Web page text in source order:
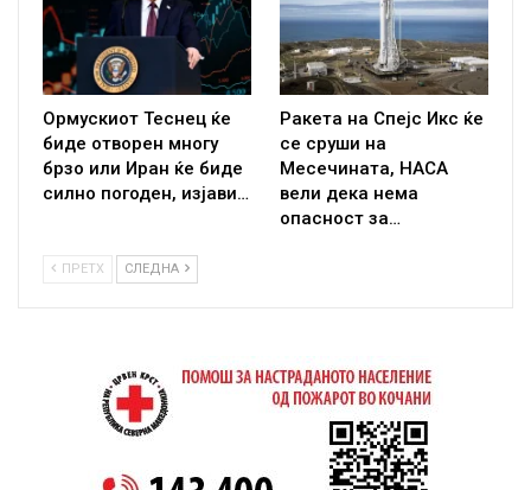
Ормускиот Теснец ќе
биде отворен многу
брзо или Иран ќе биде
силно погоден, изјави…
Ракета на Спејс Икс ќе
се сруши на
Месечината, НАСА
вели дека нема
опасност за…
ПРЕТХ СЛЕДНА